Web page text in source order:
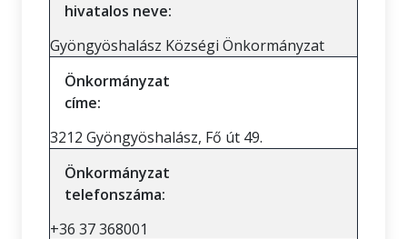
hivatalos neve:
Gyöngyöshalász Községi Önkormányzat
Önkormányzat
címe:
3212 Gyöngyöshalász, Fő út 49.
Önkormányzat
telefonszáma:
+36 37 368001